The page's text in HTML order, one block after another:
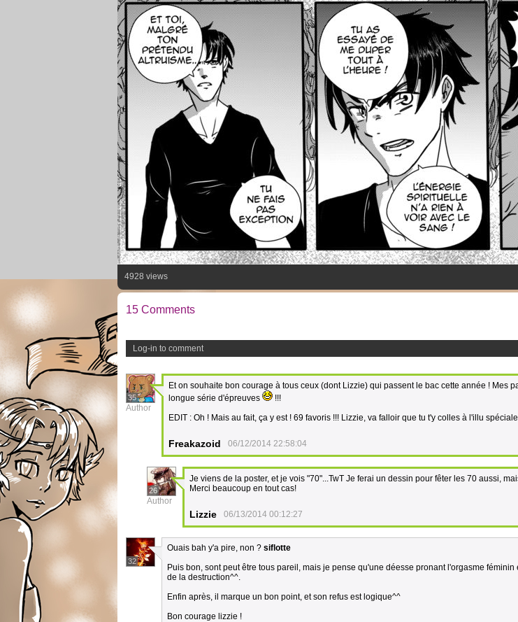
4928 views
15 Comments
Log-in to comment
35
Author
Et on souhaite bon courage à tous ceux (dont Lizzie) qui passent le bac cette année ! Mes
longue série d'épreuves
!!!
EDIT : Oh ! Mais au fait, ça y est ! 69 favoris !!! Lizzie, va falloir que tu t'y colles à l'illu
Freakazoid 06/12/2014 22:58:04
26
Author
Je viens de la poster, et je vois "70"...TwT Je ferai un dessin pour fêter les 70 aussi,
Merci beaucoup en tout cas!
Lizzie 06/13/2014 00:12:27
32
Ouais bah y'a pire, non ? siflotte
Puis bon, sont peut être tous pareil, mais je pense qu'une déesse pronant l'orgasme
de la destruction^^.
Enfin après, il marque un bon point, et son refus est logique^^
Bon courage lizzie !